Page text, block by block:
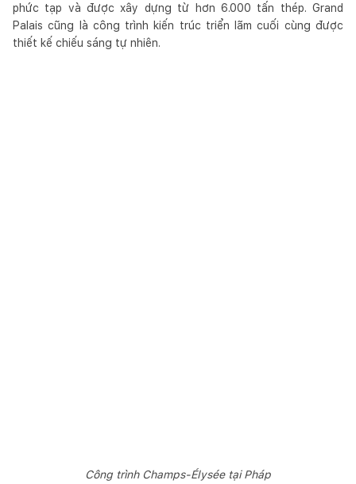
phức tạp và được xây dựng từ hơn 6.000 tấn thép. Grand
Palais cũng là công trình kiến trúc triển lãm cuối cùng được
thiết kế chiếu sáng tự nhiên.
Công trình Champs-Élysée tại Pháp